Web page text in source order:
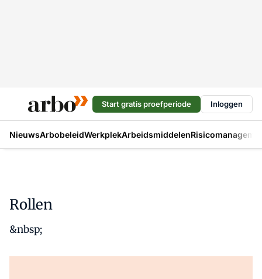
Start gratis proefperiode Inloggen
NieuwsArbobeleidWerkplekArbeidsmiddelen
Rollen
&nbsp;